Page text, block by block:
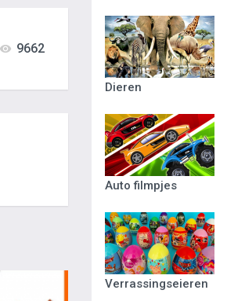
9662
Dieren
Auto filmpjes
Verrassingseieren